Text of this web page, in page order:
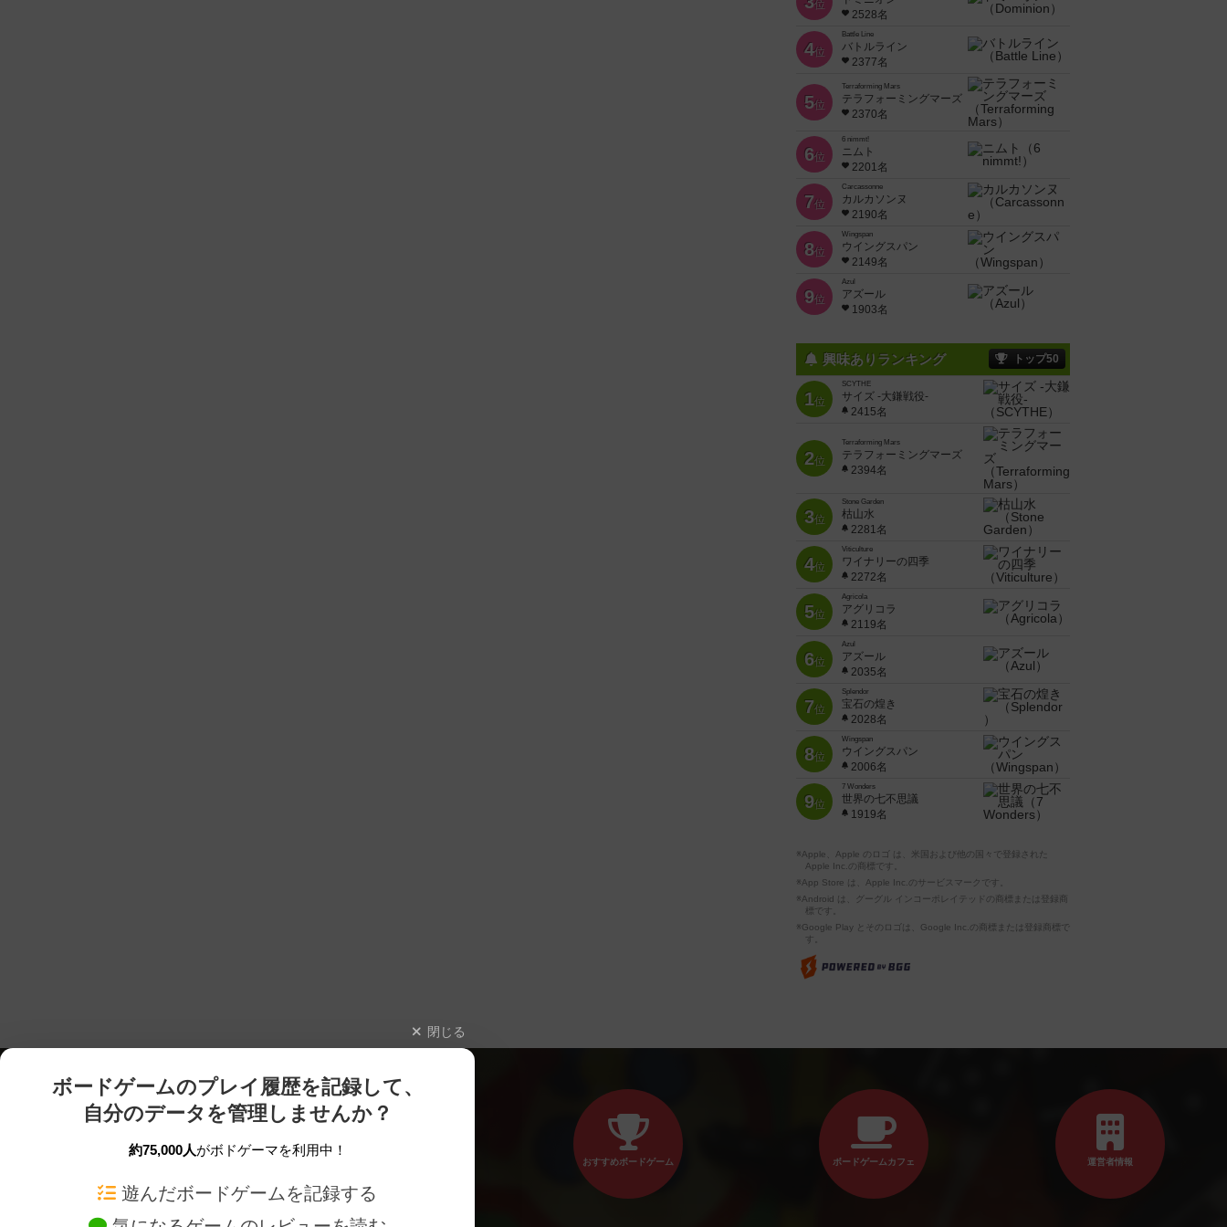
位
2528名
4位
Battle Line
バトルライン
2377名
5位
Terraforming Mars
テラフォーミングマーズ
2370名
6位
6 nimmt!
ニムト
2201名
7位
Carcassonne
カルカソンヌ
2190名
8位
Wingspan
ウイングスパン
2149名
9位
Azul
アズール
1903名
興味ありランキング トップ50
1位
SCYTHE
サイズ -大鎌戦役-
2415名
2位
Terraforming Mars
テラフォーミングマーズ
2394名
3位
Stone Garden
枯山水
2281名
4位
Viticulture
ワイナリーの四季
2272名
5位
Agricola
アグリコラ
2119名
6位
Azul
アズール
2035名
7位
Splendor
宝石の煌き
2028名
8位
Wingspan
ウイングスパン
2006名
9位
7 Wonders
世界の七不思議
1919名
※Apple、Apple のロゴ は、米国および他の国々で登録された
Apple Inc.の商標です。
※App Store は、Apple Inc.のサービスマークです。
※Android は、グーグル インコーポレイテッドの商標または登録商
標です。
※Google Play とそのロゴは、Google Inc.の商標または登録商標で
す。
閉じる
ボードゲームのプレイ履歴を記録して、
自分のデータを管理しませんか？
約75,000人がボドゲーマを利用中！
遊んだボードゲームを記録する
おすすめボードゲーム ボードゲームカフェ 運営者情報